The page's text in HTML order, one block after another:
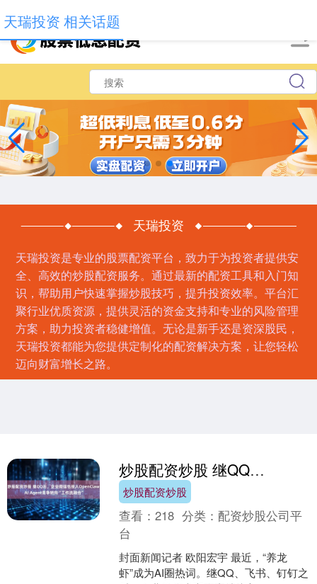
天瑞投资
天瑞投资是专业的股票配资平台，致力于为投资者提供安
全、高效的炒股配资服务。通过最新的配资工具和入门知
识，帮助用户快速掌握炒股技巧，提升投资效率。平台汇
聚行业优质资源，提供灵活的资金支持和专业的风险管理
方案，助力投资者稳健增值。无论是新手还是资深股民，
天瑞投资都能为您提供定制化的配资解决方案，让您轻松
迈向财富增长之路。
天瑞投资 相关话题
炒股配资炒股 继QQ后，企业微信也接入OpenClaw AI Agent竞争转向“工作流融合”
炒股配资炒股
查看：218 分类：配资炒股公司平
台
封面新闻记者 欧阳宏宇 最近，“养龙
虾”成为AI圈热词。继QQ、飞书、钉钉之